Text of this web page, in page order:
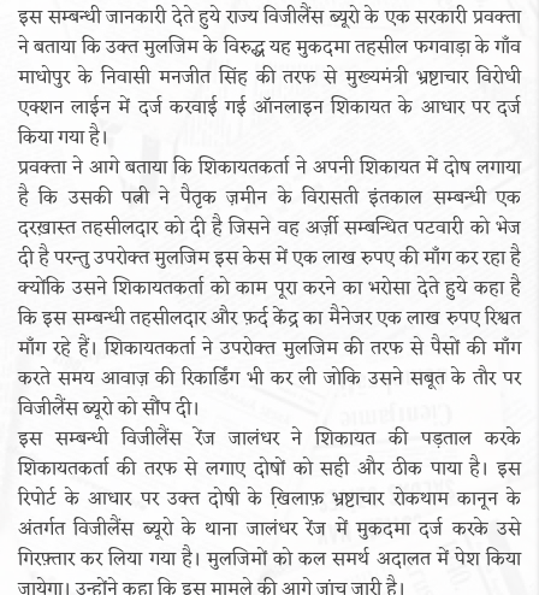
इस सम्बन्धी जानकारी देते हुये राज्य विजीलैंस ब्यूरो के एक सरकारी प्रवक्ता
ने बताया कि उक्त मुलजिम के विरुद्ध यह मुकदमा तहसील फगवाड़ा के गाँव
माधोपुर के निवासी मनजीत सिंह की तरफ से मुख्यमंत्री भ्रष्टाचार विरोधी
एक्शन लाईन में दर्ज करवाई गई ऑनलाइन शिकायत के आधार पर दर्ज
किया गया है।
प्रवक्ता ने आगे बताया कि शिकायतकर्ता ने अपनी शिकायत में दोष लगाया
है कि उसकी पत्नी ने पैतृक ज़मीन के विरासती इंतकाल सम्बन्धी एक
दरख़ास्त तहसीलदार को दी है जिसने वह अर्ज़ी सम्बन्धित पटवारी को भेज
दी है परन्तु उपरोक्त मुलजिम इस केस में एक लाख रुपए की माँग कर रहा है
क्योंकि उसने शिकायतकर्ता को काम पूरा करने का भरोसा देते हुये कहा है
कि इस सम्बन्धी तहसीलदार और फ़र्द केंद्र का मैनेजर एक लाख रुपए रिश्वत
माँग रहे हैं। शिकायतकर्ता ने उपरोक्त मुलजिम की तरफ से पैसों की माँग
करते समय आवाज़ की रिकार्डिंग भी कर ली जोकि उसने सबूत के तौर पर
विजीलैंस ब्यूरो को सौंप दी।
इस सम्बन्धी विजीलैंस रेंज जालंधर ने शिकायत की पड़ताल करके
शिकायतकर्ता की तरफ से लगाए दोषों को सही और ठीक पाया है। इस
रिपोर्ट के आधार पर उक्त दोषी के खि़लाफ़ भ्रष्टाचार रोकथाम कानून के
अंतर्गत विजीलैंस ब्यूरो के थाना जालंधर रेंज में मुकदमा दर्ज करके उसे
गिरफ़्तार कर लिया गया है। मुलजिमों को कल समर्थ अदालत में पेश किया